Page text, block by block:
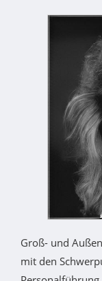
Groß- und
mit den